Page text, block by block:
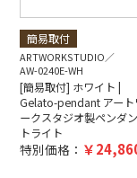
簡易取付
ARTWORKSTUDIO
AW-0240E-WH
[簡易取付] ホワイト |
Gelato-pendant アート
ークスタジオ製ペンダン
トライト
特別価格：